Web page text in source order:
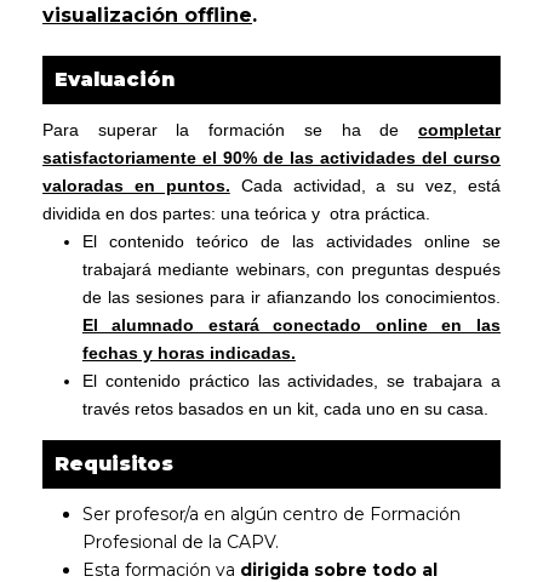
visualización offline.
Evaluación
Para superar la formación se ha de completar
satisfactoriamente el 90% de las actividades del curso
valoradas en puntos.
Cada actividad, a su vez, está
dividida en dos partes: una teórica y otra práctica.
El contenido teórico de las actividades online se
trabajará mediante webinars, con preguntas después
de las sesiones para ir afianzando los conocimientos.
El alumnado estará conectado online en las
fechas y horas indicadas.
El contenido práctico las actividades, se trabajara a
través retos basados en un kit, cada uno en su casa.
Requisitos
Ser profesor/a en algún centro de Formación
Profesional de la CAPV.
Esta formación va dirigida sobre todo al